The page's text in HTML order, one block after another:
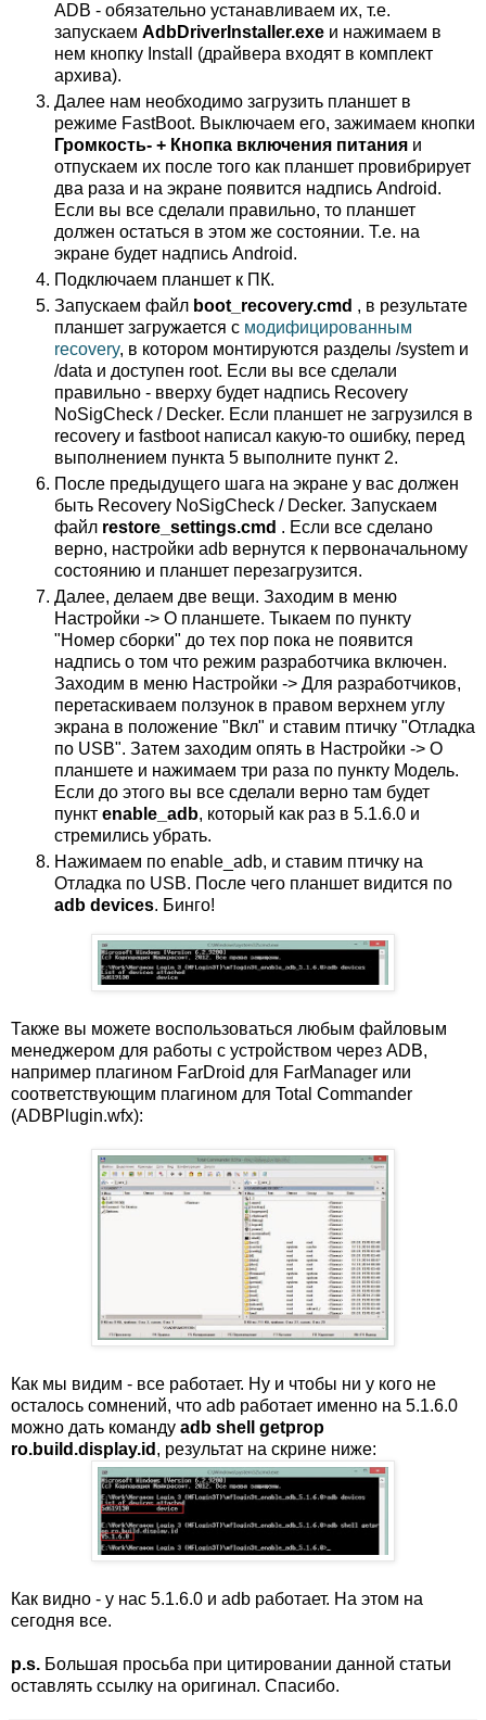
ADB - обязательно устанавливаем их, т.е.
запускаем AdbDriverInstaller.exe и нажимаем в
нем кнопку Install (драйвера входят в комплект
архива).
Далее нам необходимо загрузить планшет в
режиме FastBoot. Выключаем его, зажимаем кнопки
Громкость- + Кнопка включения питания и
отпускаем их после того как планшет провибрирует
два раза и на экране появится надпись Android.
Если вы все сделали правильно, то планшет
должен остаться в этом же состоянии. Т.е. на
экране будет надпись Android.
Подключаем планшет к ПК.
Запускаем файл boot_recovery.cmd , в результате
планшет загружается с модифицированным
recovery, в котором монтируются разделы /system и
/data и доступен root. Если вы все сделали
правильно - вверху будет надпись Recovery
NoSigCheck / Decker. Если планшет не загрузился в
recovery и fastboot написал какую-то ошибку, перед
выполнением пункта 5 выполните пункт 2.
После предыдущего шага на экране у вас должен
быть Recovery NoSigCheck / Decker. Запускаем
файл restore_settings.cmd . Если все сделано
верно, настройки adb вернутся к первоначальному
состоянию и планшет перезагрузится.
Далее, делаем две вещи. Заходим в меню
Настройки -> О планшете. Тыкаем по пункту
"Номер сборки" до тех пор пока не появится
надпись о том что режим разработчика включен.
Заходим в меню Настройки -> Для разработчиков,
перетаскиваем ползунок в правом верхнем углу
экрана в положение "Вкл" и ставим птичку "Отладка
по USB". Затем заходим опять в Настройки -> О
планшете и нажимаем три раза по пункту Модель.
Если до этого вы все сделали верно там будет
пункт enable_adb, который как раз в 5.1.6.0 и
стремились убрать.
Нажимаем по enable_adb, и ставим птичку на
Отладка по USB. После чего планшет видится по
adb devices. Бинго!
Также вы можете воспользоваться любым файловым
менеджером для работы с устройством через ADB,
например плагином FarDroid для FarManager или
соответствующим плагином для Total Commander
(ADBPlugin.wfx):
Как мы видим - все работает. Ну и чтобы ни у кого не
осталось сомнений, что adb работает именно на 5.1.6.0
можно дать команду adb shell getprop
ro.build.display.id , результат на скрине ниже:
Как видно - у нас 5.1.6.0 и adb работает. На этом на
сегодня все.
p.s. Большая просьба при цитировании данной статьи
оставлять ссылку на оригинал. Спасибо.